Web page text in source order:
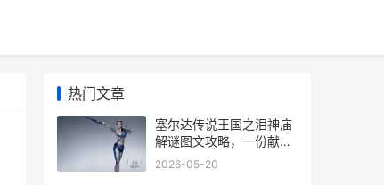
热门文章
塞尔达传说王国之泪神庙
解谜图文攻略，一份献给
冒险者的心得指南
2026-05-20